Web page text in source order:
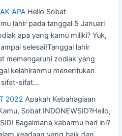
APA Hello Sobat
lahir pada tanggal 5 Januari
apa yang kamu miliki? Yuk,
selesai!Tanggal lahir
memengaruhi zodiak yang
kelahiranmu menentukan
sifat-sifat…
2022 Apakah Kebahagiaan
Sobat INDONEWSID?Hello,
Bagaimana kabarmu hari ini?